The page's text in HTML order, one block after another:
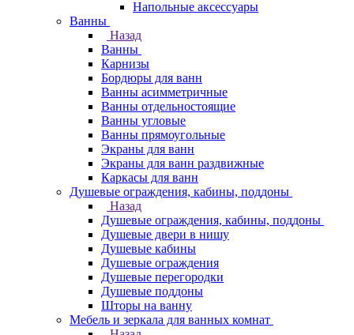
Напольные аксессуары
Ванны
Назад
Ванны
Карнизы
Бордюры для ванн
Ванны асимметричные
Ванны отдельностоящие
Ванны угловые
Ванны прямоугольные
Экраны для ванн
Экраны для ванн раздвижные
Каркасы для ванн
Душевые ограждения, кабины, поддоны
Назад
Душевые ограждения, кабины, поддоны
Душевые двери в нишу
Душевые кабины
Душевые ограждения
Душевые перегородки
Душевые поддоны
Шторы на ванну
Мебель и зеркала для ванных комнат